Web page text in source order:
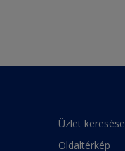
Üzlet keresése
Oldaltérkép